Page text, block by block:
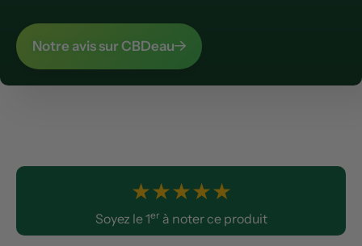
Notre avis sur CBDeau
★★★★★
Soyez le 1er à noter ce produit